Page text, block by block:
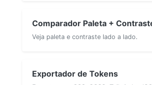
Comparador Paleta +
Veja paleta e contraste lado a lado.
Exportador de Tokens